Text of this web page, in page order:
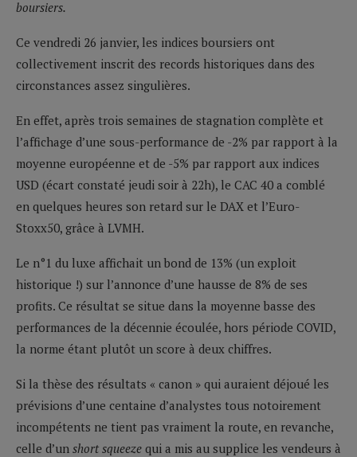
boursiers.
Ce vendredi 26 janvier, les indices boursiers ont
collectivement inscrit des records historiques dans des
circonstances assez singulières.
En effet, après trois semaines de stagnation complète et
l’affichage d’une sous-performance de -2% par rapport à la
moyenne européenne et de -5% par rapport aux indices
USD (écart constaté jeudi soir à 22h), le CAC 40 a comblé
en quelques heures son retard sur le DAX et l’Euro-
Stoxx50, grâce à LVMH.
Le n°1 du luxe affichait un bond de 13% (un exploit
historique !) sur l’annonce d’une hausse de 8% de ses
profits. Ce résultat se situe dans la moyenne basse des
performances de la décennie écoulée, hors période COVID,
la norme étant plutôt un score à deux chiffres.
Si la thèse des résultats « canon » qui auraient déjoué les
prévisions d’une centaine d’analystes tous notoirement
incompétents ne tient pas vraiment la route, en revanche,
celle d’un short squeeze qui a mis au supplice les vendeurs à